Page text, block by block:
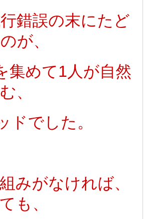
錯誤の末にたど
が、
集めて1人が自然
、
ドでした。
みがなければ、
も、